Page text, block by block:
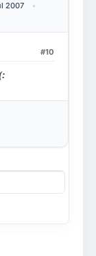
2007
#10